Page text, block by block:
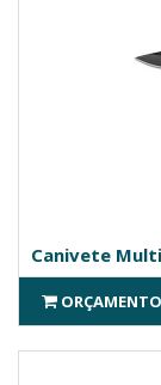
Canivete
ORÇAMENTO